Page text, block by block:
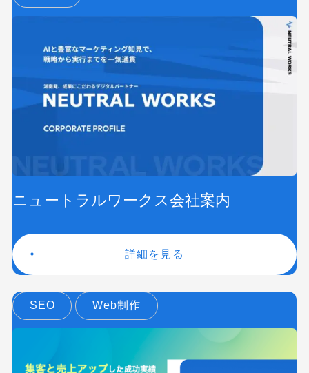
ニュートラルワークス会社案内
詳細を見る
SEO Web制作